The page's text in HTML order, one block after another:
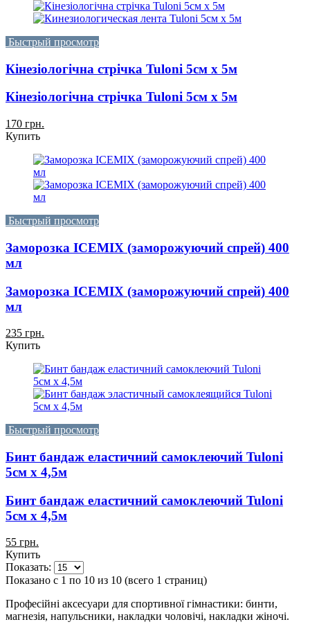
Быстрый просмотр
Кінезіологічна стрічка Tuloni 5см x 5м
Кінезіологічна стрічка Tuloni 5см x 5м
170 грн.
Купить
Быстрый просмотр
Заморозка ICEMIX (заморожуючий спрей) 400
мл
Заморозка ICEMIX (заморожуючий спрей) 400
мл
235 грн.
Купить
Быстрый просмотр
Бинт бандаж еластичний самоклеючий Tuloni
5см x 4,5м
Бинт бандаж еластичний самоклеючий Tuloni
5см x 4,5м
55 грн.
Купить
Показать:
Показано с 1 по 10 из 10 (всего 1 страниц)
Професійні аксесуари для спортивної гімнастики: бинти,
магнезія, напульсники, накладки чоловічі, накладки жіночі.